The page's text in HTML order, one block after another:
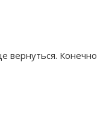
вернуться. Конечно